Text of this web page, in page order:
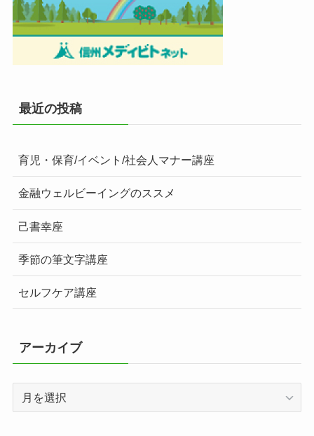
最近の投稿
育児・保育/イベント/社会人マナー講座
金融ウェルビーイングのススメ
己書幸座
季節の筆文字講座
セルフケア講座
アーカイブ